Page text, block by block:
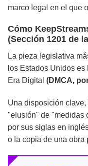
marco legal en el que
Cómo
(Sección 1201 de
La pieza legislativa
los Estados Unidos
Era Digital (DMCA,
Una disposición
"elusión" de "medidas
por sus siglas en
o la copia de una obra